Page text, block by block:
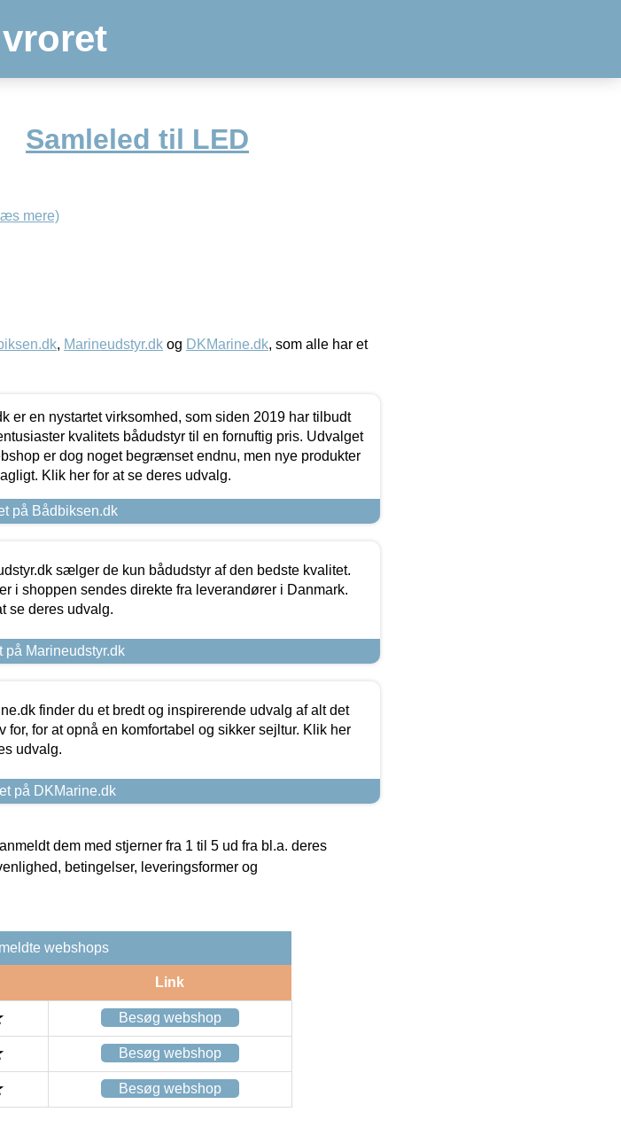
Samleled til LED
mere)
, Marineudstyr.dk og DKMarine.dk, som alle har et
er en nystartet virksomhed, som siden 2019 har tilbudt
kvalitets bådudstyr til en fornuftig pris. Udvalget
er dog noget begrænset endnu, men nye produkter
Klik her for at se deres udvalg.
på Bådbiksen.dk
sælger de kun bådudstyr af den bedste kvalitet.
i shoppen sendes direkte fra leverandører i Danmark.
se deres udvalg.
på Marineudstyr.dk
finder du et bredt og inspirerende udvalg af alt det
for, for at opnå en komfortabel og sikker sejltur. Klik her
udvalg.
på DKMarine.dk
dem med stjerner fra 1 til 5 ud fra bl.a. deres
betingelser, leveringsformer og
webshops
Link
Besøg webshop
Besøg webshop
Besøg webshop